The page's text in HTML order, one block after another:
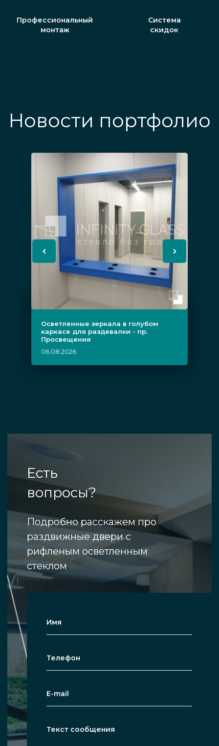
Профессиональный
монтаж
Система
скидок
Новости портфолио
Осветленные зеркала в голубом
каркасе для раздевалки - пр.
Просвещения
06.08.2026
Есть
вопросы?
Подробно расскажем про
раздвижные двери с
рифленым осветленным
стеклом